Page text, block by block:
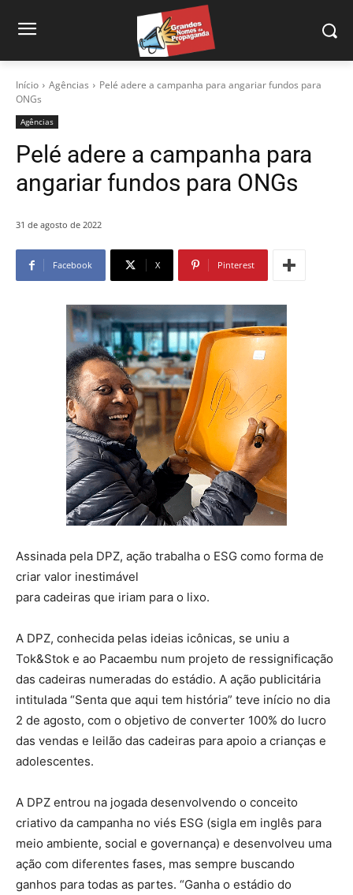
Início Agências
Pelé adere a campanha para angariar fundos para
ONGs
Agências
Pelé adere a campanha para
angariar fundos para ONGs
31 de agosto de 2022
Facebook X Pinterest
Assinada pela DPZ, ação trabalha o ESG como forma de
criar valor inestimável
para cadeiras que iriam para o lixo.
A DPZ, conhecida pelas ideias icônicas, se uniu a
Tok&Stok e ao Pacaembu num projeto de ressignificação
das cadeiras numeradas do estádio. A ação publicitária
intitulada “Senta que aqui tem história” teve início no dia
2 de agosto, com o objetivo de converter 100% do lucro
das vendas e leilão das cadeiras para apoio a crianças e
adolescentes.
A DPZ entrou na jogada desenvolvendo o conceito
criativo da campanha no viés ESG (sigla em inglês para
meio ambiente, social e governança) e desenvolveu uma
ação com diferentes fases, mas sempre buscando
ganhos para todas as partes. “Ganha o estádio do